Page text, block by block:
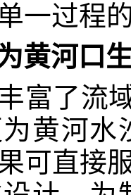
一过程
黄河口
富了流
黄河
可直接